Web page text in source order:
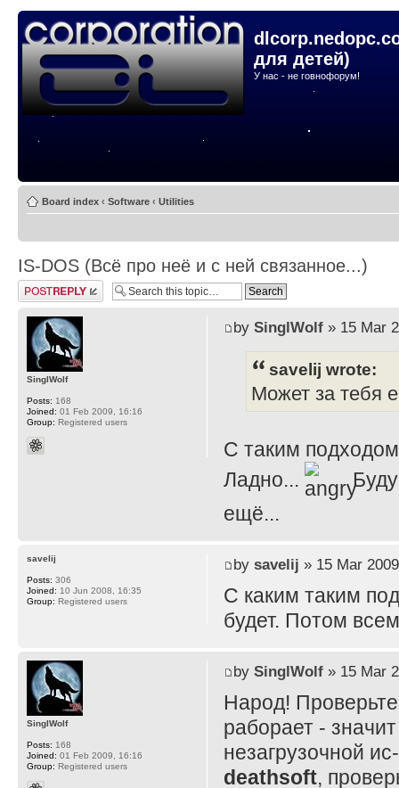
для детей)
У нас - не говнофорум!
Board index ‹ Software ‹ Utilities
IS-DOS (Всё про неё и с ней связанное...)
Post a reply
by SinglWolf» 15 Mar
savelij wrote:
Может за тебя
С таким
Ладно...
Буду
ещё...
SinglWolf
Posts: 168
Joined: 01 Feb 2009, 16:16
Group: Registered users
by savelij » 15 Mar
С каким таким
будет. Потом
savelij
Posts: 306
Joined: 10 Jun 2008, 16:35
Group: Registered users
by SinglWolf» 15 Mar
Народ!
раборает -
незагрузочной
deathsoft,
SinglWolf
Posts: 168
Joined: 01 Feb 2009, 16:16
Group: Registered users